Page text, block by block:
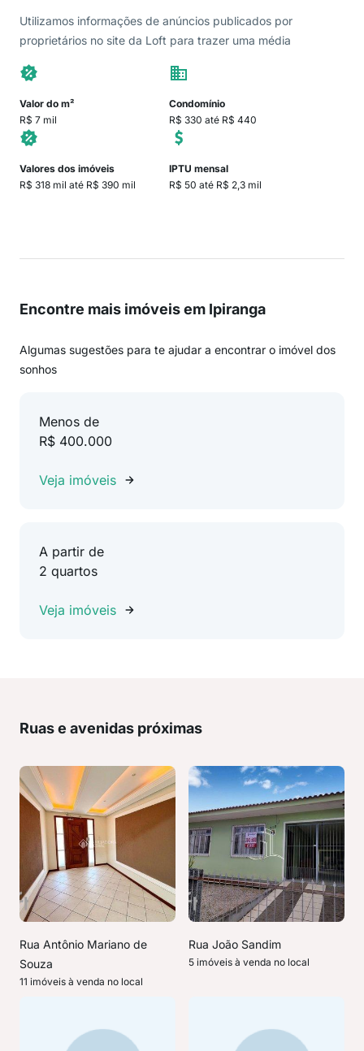
Utilizamos informações de anúncios publicados por
proprietários no site da Loft para trazer uma média
Valor do m²
R$ 7 mil
Condomínio
R$ 330 até R$ 440
Valores dos imóveis
R$ 318 mil até R$ 390 mil
IPTU mensal
R$ 50 até R$ 2,3 mil
Encontre mais imóveis em Ipiranga
Algumas sugestões para te ajudar a encontrar o imóvel dos
sonhos
Menos de
R$ 400.000
Veja imóveis
A partir de
2 quartos
Veja imóveis
Ruas e avenidas próximas
Rua Antônio Mariano de
Souza
11 imóveis à venda no local
Rua João Sandim
5 imóveis à venda no local